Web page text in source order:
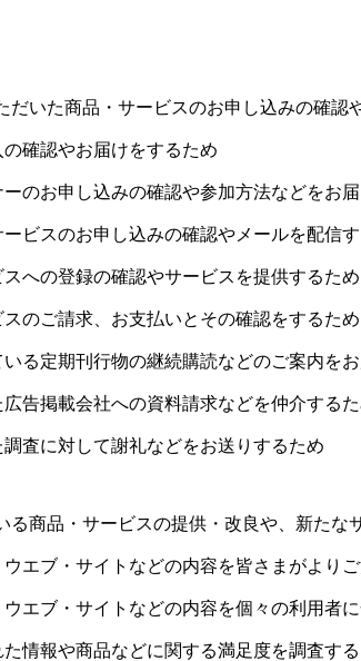
だいた商品・サービスのお申し込みの確認
の確認やお届けをするため
ーのお申し込みの確認や参加方法などをお
ービスのお申し込みの確認やメールを配信
スへの登録の確認やサービスを提供するため
スのご請求、お支払いとその確認をするため
いる定期刊行物の継続購読などのご案内を
広告掲載会社への資料請求などを仲介する
調査に対して謝礼などをお送りするため
る商品・サービスの提供・改良や、新たな
ウエブ・サイトなどの内容を皆さまがより
ウエブ・サイトなどの内容を個々の利用者
た情報や商品などに関する満足度を調査す